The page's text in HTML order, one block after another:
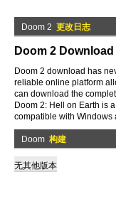
Doom 2 更改日志
Doom 2 Download
Doom 2 download has
reliable online platform
can download the
Doom 2: Hell on Earth is
compatible with Windows
Doom 构建
无其他版本